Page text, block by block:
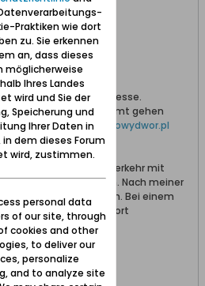
hat keine Email-Adresse.
bzw. das Stadtamt gehen
urzad@miastonowydwor.pl
kannst Du über
Email-Schriftverkehr mit
Sprache sein. Nach meiner
niemand deutsch. Bei einem
die Mitarbeiterinnen dort
zuvorkommend.
Praktiken wie dort
zu. Sie erkennen
an, dass dieses
möglicherweise
Ihres Landes
wird und Sie der
Speicherung und
Ihrer Daten in
in dem dieses Forum
wird, zustimmen.
personal data
of our site, through
cookies and other
to deliver our
personalize
and to analyze site